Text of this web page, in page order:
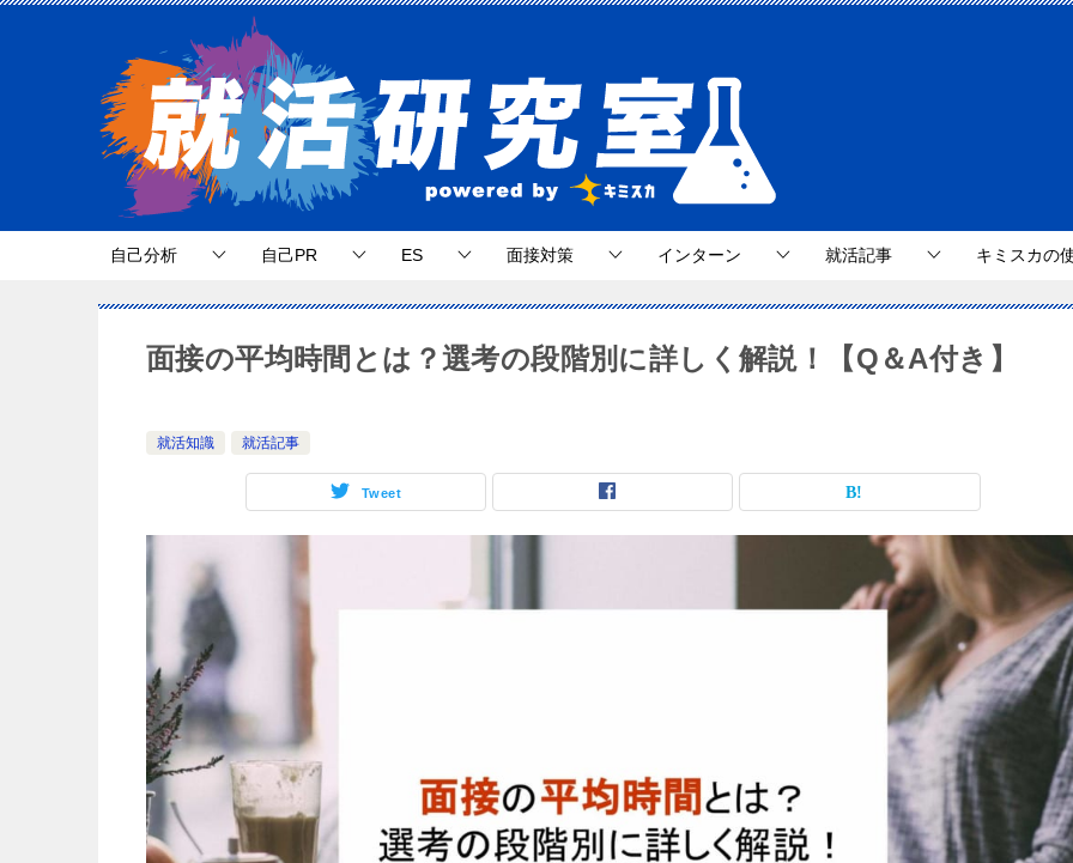
自己分析 自己PR ES 面接対策 インターン 就活記事 キミスカの
面接の平均時間とは？選考の段階別に詳しく解説！【Q＆A付き】
就活知識 就活記事
Tweet